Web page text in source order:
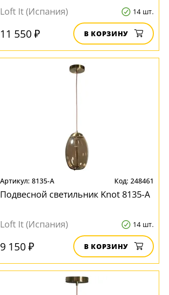
Loft It (Испания) 14 шт.
11 550 ₽ В КОРЗИНУ
8135-A 248461
Подвесной светильник Knot 8135-A
Loft It (Испания) 14 шт.
9 150 ₽ В КОРЗИНУ